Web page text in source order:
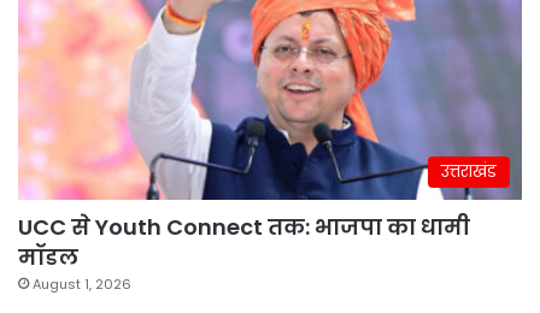
उत्तराखंड
UCC से Youth Connect तक: भाजपा का धामी
मॉडल
August 1, 2026